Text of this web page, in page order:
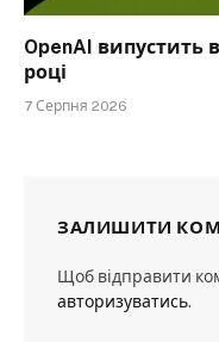
OpenAI випустить
році
7 Серпня 2026
ЗАЛИШИТИ
Щоб відправити
авторизуватись.